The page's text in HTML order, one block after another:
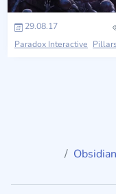
29.08.17
Paradox Interactive Pillars